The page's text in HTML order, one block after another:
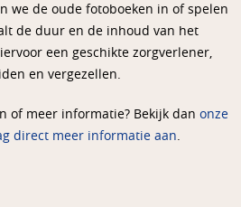
we de oude fotoboeken in of spelen
de duur en de inhoud van het
een geschikte zorgverlener,
en vergezellen.
of meer informatie? Bekijk danonze
direct meer informatie aan.